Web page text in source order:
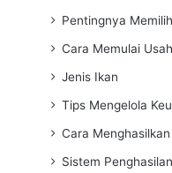
Pentingnya
Cara Memulai
Jenis Ikan
Tips Mengelola
Cara
Sistem